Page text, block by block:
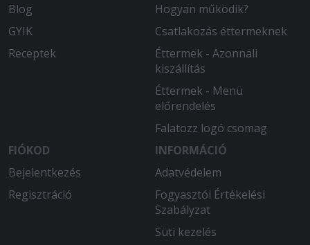
Minden rendben volt.
2026-04-13 - :
Kedvesek voltak az étteremben és a
Nagyon friss és finom volt az étel.
Életem egyik legjobb pizzája. Puha,
vastag tészta, ízletes feltét. Megfelelő
állag. Kicsit a csípős ízt hiányoltam.
Blog
GYIK
Receptek
Hogyan működik?
Csatlakozás éttermeknek
Éttermek - Azonnali
kiszállítás
Éttermek - Menü
előrendelés
Falatozz logó csomag
FIÓKOD
Bejelentkezés
Regisztráció
INFORMÁCIÓ
Adatvédelem
Fogyasztói Értékelési
Szabályzat
Süti kezelés